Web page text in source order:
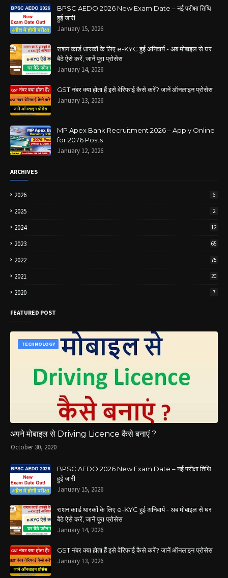
BPSC AEDO 2026 New Exam Date – नई परीक्षा तिथि
हुई जारी
January 15, 2026
राशन कार्ड धारकों के लिए e-KYC हुई अनिवार्य - अब मोबाइल से घर
बैठे ऐसे करें, जानें पूरा प्रोसेस
January 14, 2026
GST नंबर क्या होता हैं इसे वेरिफाई कैसे करें? जानें ऑनलाइन प्रोसेस
January 13, 2026
MP Apex Bank Recruitment 2026 – Apply Online
for 2076 Posts
January 12, 2026
ARCHIVES
2026 6
2025 2
2024 12
2023 65
2022 75
2021 20
2020 7
FEATURED POST
TECHNOLOGY
अपने मोबाइल से Driving Licence कैसे बनाएं ?
October 30, 2020
BPSC AEDO 2026 New Exam Date – नई परीक्षा तिथि
हुई जारी
January 15, 2026
राशन कार्ड धारकों के लिए e-KYC हुई अनिवार्य - अब मोबाइल से घर
बैठे ऐसे करें, जानें पूरा प्रोसेस
January 14, 2026
GST नंबर क्या होता हैं इसे वेरिफाई कैसे करें? जानें ऑनलाइन प्रोसेस
January 13, 2026